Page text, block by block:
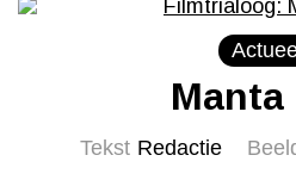
Manta
Tekst Redactie